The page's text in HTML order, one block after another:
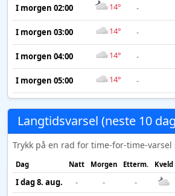
I morgen 02:00 14° -
I morgen 03:00 14° -
I morgen 04:00 14° -
I morgen 05:00 14° -
Langtidsvarsel (neste 10
Trykk på en rad for time-for-time-varsel
Dag Natt Morgen Etterm. Kveld
I dag 8. aug. - - -